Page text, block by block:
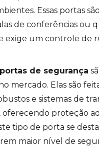
Essas portas
de conferências ou
exige um controle de
portas de segurança
mercado. Elas são
e sistemas de
oferecendo proteção
tipo de porta se
maior nível de